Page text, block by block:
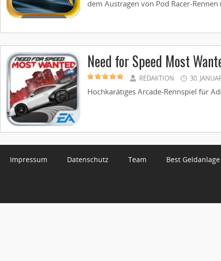
dem Austragen von Pod Racer-Rennen
Need for Speed Most
REDAKTION 30.
Hochkarätiges Arcade-Rennspiel für
Impressum Datenschutz Team Best Geldanlage